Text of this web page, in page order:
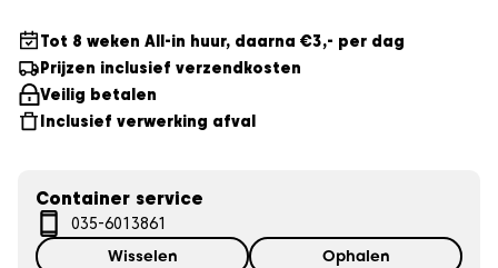
Tot 8 weken All-in huur, daarna €3,- per dag
Prijzen inclusief verzendkosten
Veilig betalen
Inclusief verwerking afval
Container service
035-6013861
Wisselen
Ophalen